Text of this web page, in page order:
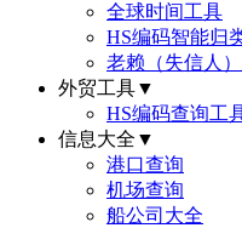
全球时间工具
HS编码智能归
老赖（失信人
外贸工具▼
HS编码查询工
信息大全 ▼
港口查询
机场查询
船公司大全